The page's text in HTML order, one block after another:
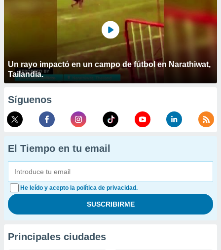
Un rayo impactó en un campo de fútbol en Narathiwat,
Tailandia.
Síguenos
El Tiempo en tu email
He leído y acepto la política de privacidad.
Principales ciudades